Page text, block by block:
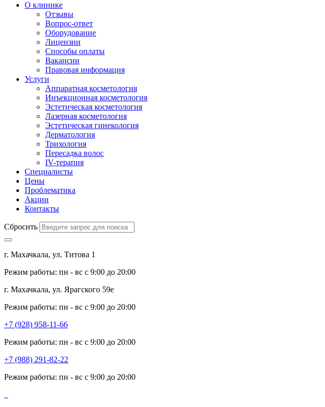
О клинике
Отзывы
Вопрос-ответ
Оборудование
Лицензии
Способы оплаты
Вакансии
Правовая информация
Услуги
Аппаратная косметология
Инъекционная косметология
Эстетическая косметология
Лазерная косметология
Эстетическая гинекология
Дерматология
Трихология
Пересадка волос
IV-терапия
Специалисты
Цены
Проблематика
Акции
Контакты
Сбросить
г. Махачкала, ул. Титова 1
Режим работы: пн - вс с 9:00 до 20:00
г. Махачкала, ул. Ярагского 59е
Режим работы: пн - вс с 9:00 до 20:00
+7 (928) 958-11-66
Режим работы: пн - вс с 9:00 до 20:00
+7 (988) 291-82-22
Режим работы: пн - вс с 9:00 до 20:00